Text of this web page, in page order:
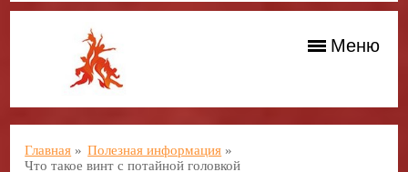
Меню
Главная » Полезная информация »
Что такое винт с потайной головкой